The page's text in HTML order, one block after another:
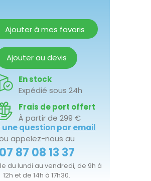
Ajouter à mes favoris
Ajouter au devis
En stock
Expédié sous 24h
Frais de port offert
À partir de 299 €
une question par email
appelez-nous au
07 87 08 13 37
du lundi au vendredi, de 9h à
12h et de 14h à 17h30.